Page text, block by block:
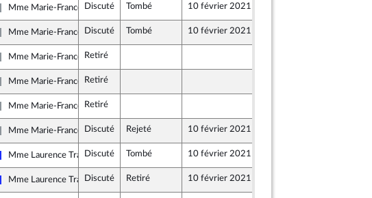
Non inscrit
Mme Marie-France Lorho
Discuté Tombé 10 février 2021
Non inscrit
Mme Marie-France Lorho
Discuté Tombé 10 février 2021
Non inscrit
Mme Marie-France Lorho
Retiré
Non inscrit
Mme Marie-France Lorho
Retiré
Non inscrit
Mme Marie-France Lorho
Retiré
Non inscrit
Mme Marie-France Lorho
Discuté Rejeté 10 février 2021
Les Républicains
Mme Laurence Trastour-Isnart
Discuté Tombé 10 février 2021
Les Républicains
Mme Laurence Trastour-Isnart
Discuté Retiré 10 février 2021